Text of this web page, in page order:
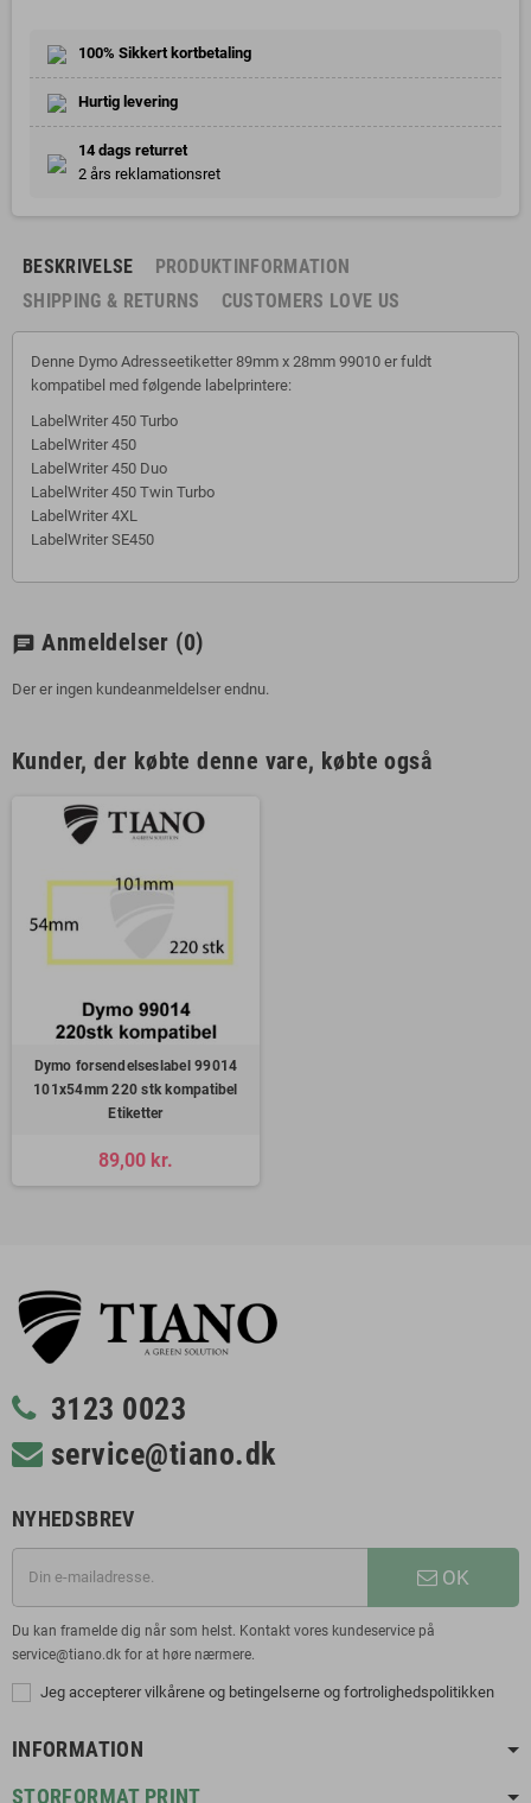
100% Sikkert kortbetaling
Hurtig levering
14 dags returret
2 års reklamationsret
BESKRIVELSE
PRODUKTINFORMATION
SHIPPING & RETURNS
CUSTOMERS LOVE US
Denne Dymo Adresseetiketter 89mm x 28mm 99010 er fuldt
kompatibel med følgende labelprintere:
LabelWriter 450 Turbo
LabelWriter 450
LabelWriter 450 Duo
LabelWriter 450 Twin Turbo
LabelWriter 4XL
LabelWriter SE450
chat Anmeldelser (0)
Der er ingen kundeanmeldelser endnu.
Kunder, der købte denne vare, købte også
Dymo forsendelseslabel 99014
101x54mm 220 stk kompatibel
Etiketter
89,00 kr.
3123 0023
service@tiano.dk
NYHEDSBREV
OK
Du kan framelde dig når som helst. Kontakt vores kundeservice på
service@tiano.dk for at høre nærmere.
Jeg accepterer vilkårene og betingelserne og fortrolighedspolitikken
INFORMATION
STORFORMAT PRINT